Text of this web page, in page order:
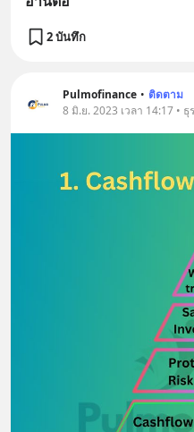
2 บันทึก
Pulmofinance • ติดตาม
8 มิ.ย. 2023 เวลา 14:17 • ธุ